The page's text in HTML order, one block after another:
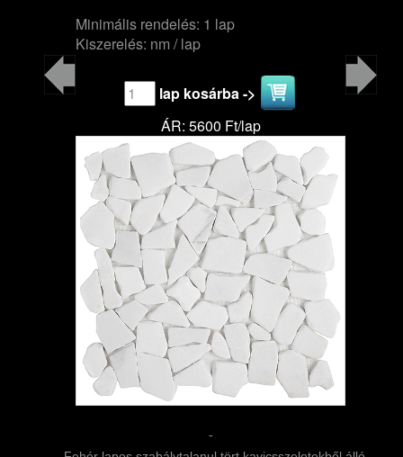
Minimális rendelés: 1 lap
Kiszerelés: nm / lap
lap kosárba ->
ÁR: 5600 Ft/lap
-